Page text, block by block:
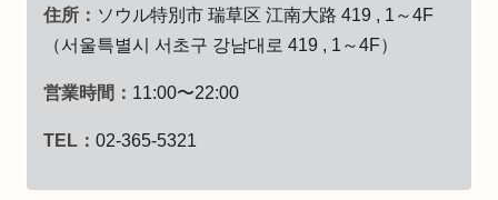
住所： ソウル特別市 瑞草区 江南大路 419 , 1～4F
（서울특별시 서초구 강남대로 419 , 1～4F）
営業時間： 11:00〜22:00
TEL： 02-365-5321